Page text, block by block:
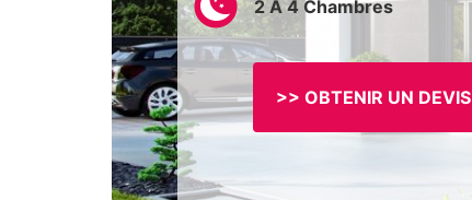
2 À 4 Chambres
>> OBTENIR UN DEVIS